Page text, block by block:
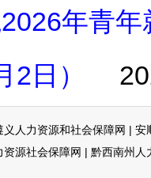
年青
日）
义人力资源和社会保障网 | 安
资源社会保障网 | 黔西南州人